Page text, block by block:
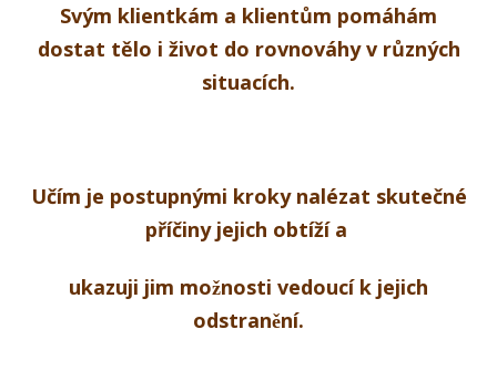
Svým klientkám a klientům pomáhám
dostat tělo i život do rovnováhy v různých
situacích.
Učím je postupnými kroky nalézat skutečné
příčiny jejich obtíží a
ukazuji jim možnosti vedoucí k jejich
odstranění.